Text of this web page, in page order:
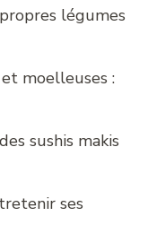
légumes
moelleuses :
sushis makis
ses